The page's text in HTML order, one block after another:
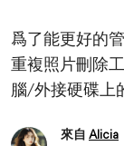
爲了能更好的
重複照片刪除
腦/外接硬碟上
來自 Alicia